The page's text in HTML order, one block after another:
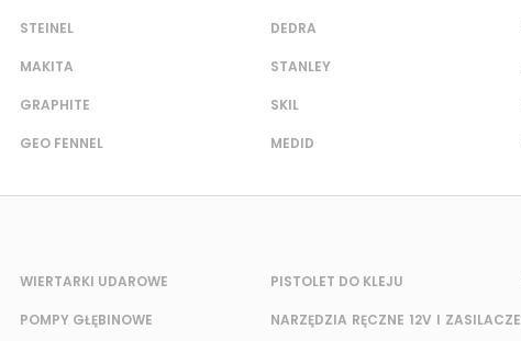
STEINEL
MAKITA
GRAPHITE
GEO FENNEL
DEDRA
STANLEY
SKIL
MEDID
WIERTARKI UDAROWE
POMPY GŁĘBINOWE
PISTOLET DO KLEJU
NARZĘDZIA RĘCZNE 12V I ZASILACZE